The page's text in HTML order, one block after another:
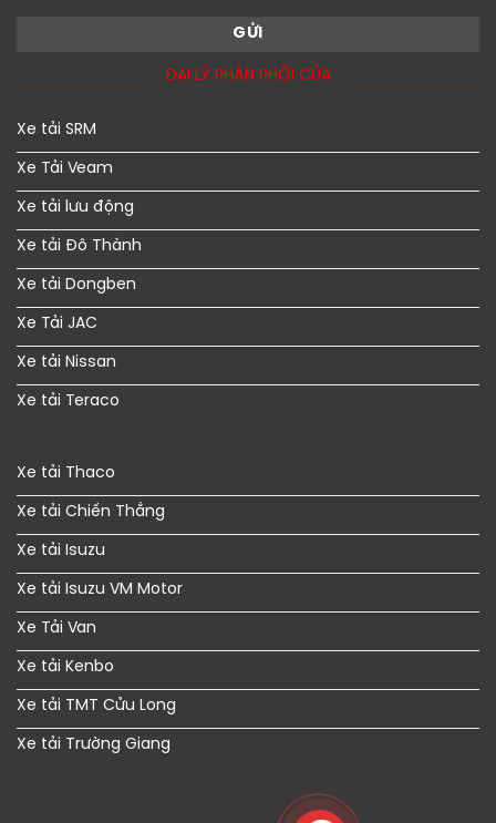
ĐẠI LÝ PHÂN PHỐI CỦA
Xe tải SRM
Xe Tải Veam
Xe tải lưu động
Xe tải Đô Thành
Xe tải Dongben
Xe Tải JAC
Xe tải Nissan
Xe tải Teraco
Xe tải Thaco
Xe tải Chiến Thắng
Xe tải Isuzu
Xe tải Isuzu VM Motor
Xe Tải Van
Xe tải Kenbo
Xe tải TMT Cửu Long
Xe tải Trường Giang